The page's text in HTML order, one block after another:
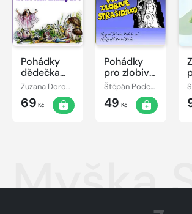
Pohádky
dědečka
Lampáře Zuzana Dorogiová
69 Kč
Pohádky
pro zlobivé
strašidýlkoŠtěpán Podešt, ml.
49 Kč
Myška